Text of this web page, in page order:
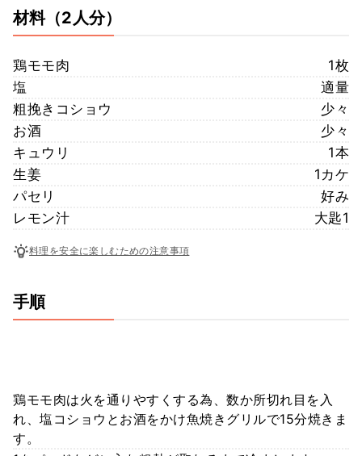
材料（2人分）
鶏モモ肉
1枚
塩
適量
粗挽きコショウ
少々
お酒
少々
キュウリ
1本
生姜
1カケ
パセリ
好み
レモン汁
大匙1
料理を安全に楽しむための注意事項
手順
鶏モモ肉は火を通りやすくする為、数か所切れ目を入
れ、塩コショウとお酒をかけ魚焼きグリルで15分焼きま
す。